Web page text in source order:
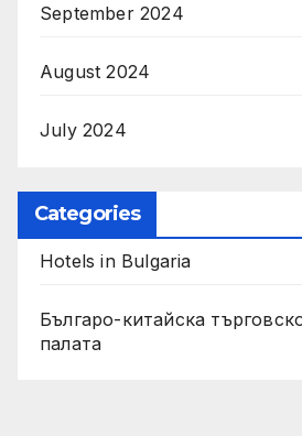
September 2024
August 2024
July 2024
Categories
Hotels in Bulgaria
Българо-китайска
палата